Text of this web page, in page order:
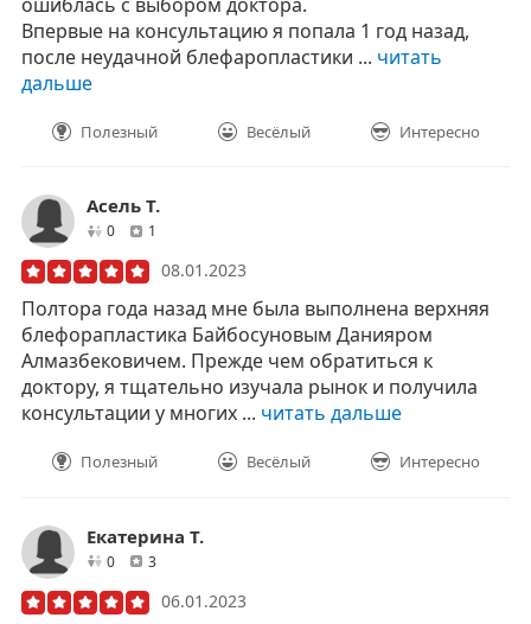
Впервые на консультацию я попала 1 год назад,
после неудачной блефаропластики ... читать
дальше
Полезный Весёлый Интересно
Асель Т.
0друзей1
08.01.2023
Полтора года назад мне была выполнена верхняя
блефорапластика Байбосуновым Данияром
Алмазбековичем. Прежде чем обратиться к
доктору, я тщательно изучала рынок и получила
консультации у многих ... читать дальше
Полезный Весёлый Интересно
Екатерина Т.
0друзей
3отзывов
06.01.2023